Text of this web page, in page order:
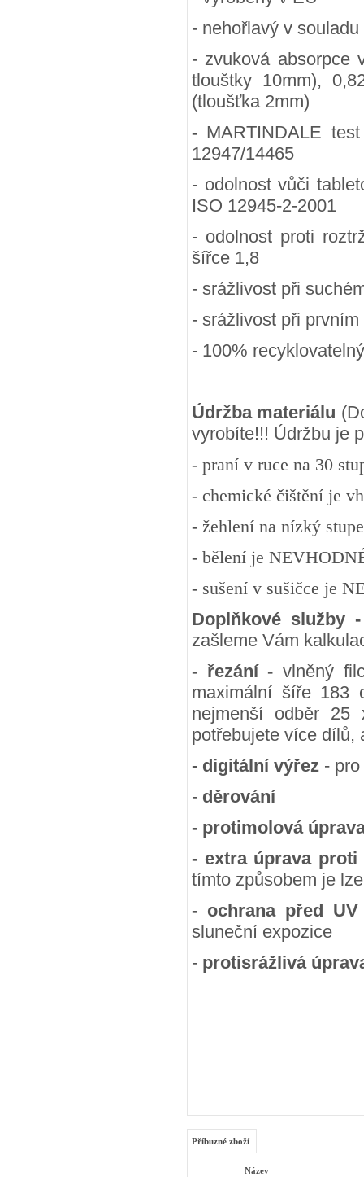
- nehořlavý v
- zvuková absorpce
tlouštky 10mm),
(tloušťka 2mm)
- MARTINDALE
12947/14465
- odolnost vůči
ISO 12945-2-2001
- odolnost proti
šířce 1,8
- srážlivost při
- srážlivost při
- 100% recyklovatelný
Údržba materiálu
vyrobíte!!! Údržbu je
- praní v ruce na 30
- chemické čištění je
- žehlení na nízký
- bělení je
- sušení v sušičce je
Doplňkové služby
zašleme Vám
- řezání - vlněný
maximální šíře 183
nejmenší odběr
potřebujete více dílů,
- digitální výřez -
- děrování
- protimolová
- extra úprava
tímto způsobem je
- ochrana před
sluneční expozice
- protisrážlivá
Příbuzné zboží
Název